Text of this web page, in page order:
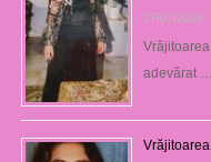
27/07/2026
adevărat …